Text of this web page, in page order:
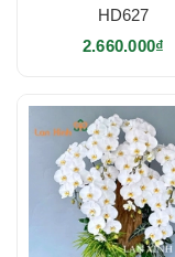
HD627
2.660.000₫